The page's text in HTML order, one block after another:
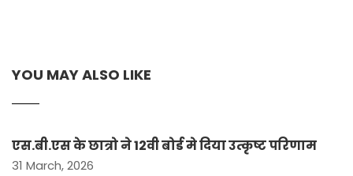
YOU MAY ALSO LIKE
एस.बी.एस के छात्रो ने 12वी बोर्ड मे दिया उत्कृष्ट परिणाम
31 March, 2026